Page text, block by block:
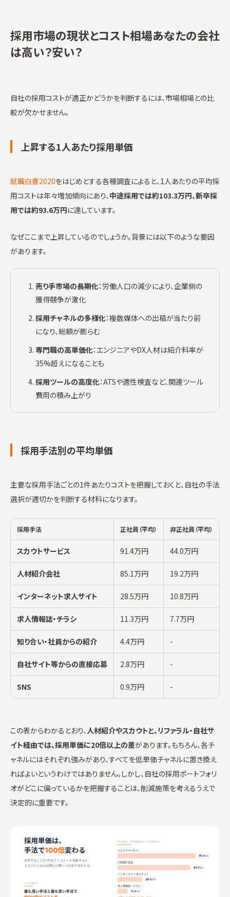
採用市場の現状とコスト相場――あなたの会社
は高い？安い？
自社の採用コストが適正かどうかを判断するには、市場相場との比
較が欠かせません。
上昇する1人あたり採用単価
就職白書2020をはじめとする各種調査によると、1人あたりの平均採
用コストは年々増加傾向にあり、 中途採用では約103.3万円、新卒採
用では約93.6万円に達しています。
なぜここまで上昇しているのでしょうか。背景には以下のような要因
があります。
売り手市場の長期化：労働人口の減少により、企業側の
獲得競争が激化
採用チャネルの多様化：複数媒体への出稿が当たり前
になり、総額が膨らむ
専門職の高単価化：エンジニアやDX人材は紹介料率が
35%超えになることも
採用ツールの高度化：ATSや適性検査など、関連ツール
費用の積み上がり
採用手法別の平均単価
主要な採用手法ごとの1件あたりコストを把握しておくと、自社の手法
選択が適切かを判断する材料になります。
採用手法 正社員（平均） 非正社員（平均）
スカウトサービス 91.4万円 44.0万円
人材紹介会社 85.1万円 19.2万円
インターネット求人サイト 28.5万円 10.8万円
求人情報誌・チラシ 11.3万円 7.7万円
知り合い・社員からの紹介 4.4万円 -
自社サイト等からの直接応募 2.8万円 -
SNS 0.9万円 -
この表からわかるとおり、 人材紹介やスカウトと、リファラル・自社サ
イト経由では、採用単価に20倍以上の差があります。もちろん、各チ
ャネルにはそれぞれ強みがあり、すべてを低単価チャネルに置き換え
ればよいというわけではありません。しかし、自社の採用ポートフォリ
オがどこに偏っているかを把握することは、削減施策を考えるうえで
決定的に重要です。